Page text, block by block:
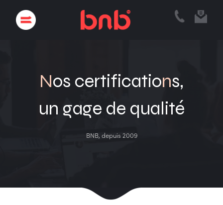
Nos certifications,
un gage de qualité
BNB, depuis 2009